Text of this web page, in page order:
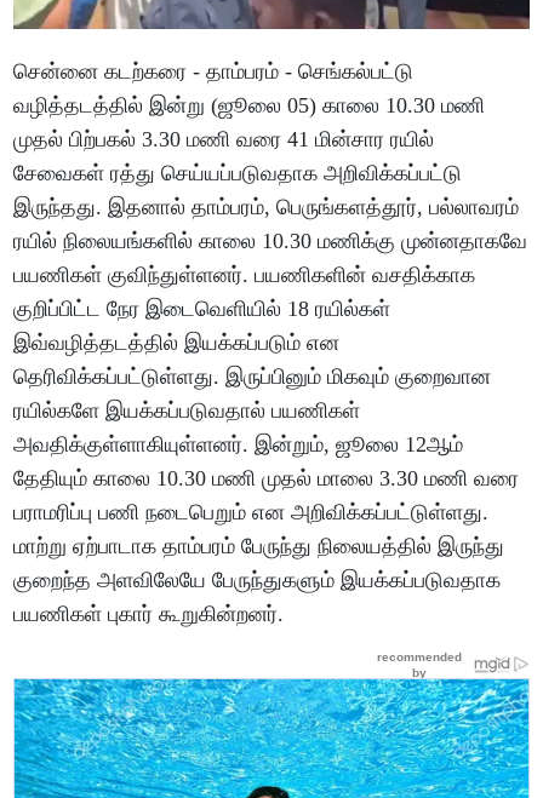
சென்னை கடற்கரை - தாம்பரம் - செங்கல்பட்டு
வழித்தடத்தில் இன்று (ஜூலை 05) காலை 10.30 மணி
முதல் பிற்பகல் 3.30 மணி வரை 41 மின்சார ரயில்
சேவைகள் ரத்து செய்யப்படுவதாக அறிவிக்கப்பட்டு
இருந்தது. இதனால் தாம்பரம், பெருங்களத்தூர், பல்லாவரம்
ரயில் நிலையங்களில் காலை 10.30 மணிக்கு முன்னதாகவே
பயணிகள் குவிந்துள்ளனர். பயணிகளின் வசதிக்காக
குறிப்பிட்ட நேர இடைவெளியில் 18 ரயில்கள்
இவ்வழித்தடத்தில் இயக்கப்படும் என
தெரிவிக்கப்பட்டுள்ளது. இருப்பினும் மிகவும் குறைவான
ரயில்களே இயக்கப்படுவதால் பயணிகள்
அவதிக்குள்ளாகியுள்ளனர். இன்றும், ஜூலை 12ஆம்
தேதியும் காலை 10.30 மணி முதல் மாலை 3.30 மணி வரை
பராமரிப்பு பணி நடைபெறும் என அறிவிக்கப்பட்டுள்ளது.
மாற்று ஏற்பாடாக தாம்பரம் பேருந்து நிலையத்தில் இருந்து
குறைந்த அளவிலேயே பேருந்துகளும் இயக்கப்படுவதாக
பயணிகள் புகார் கூறுகின்றனர்.